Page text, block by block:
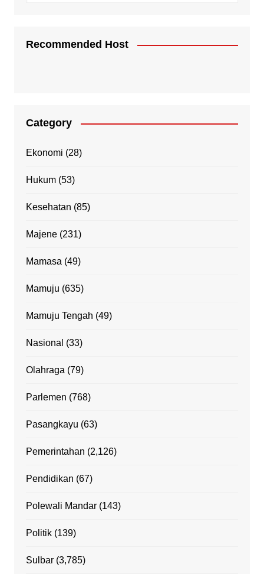
Recommended Host
Category
Ekonomi (28)
Hukum(53)
Kesehatan (85)
Majene(231)
Mamasa (49)
Mamuju (635)
Mamuju Tengah (49)
Nasional (33)
Olahraga (79)
Parlemen (768)
Pasangkayu (63)
Pemerintahan (2,126)
Pendidikan (67)
Polewali Mandar(143)
Politik(139)
Sulbar(3,785)